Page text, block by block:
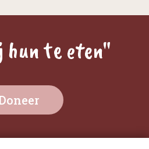
hun te eten"